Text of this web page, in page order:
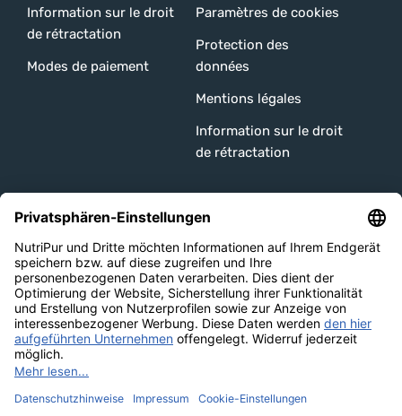
Information sur le droit
de rétractation
Modes de paiement
Paramètres de cookies
Protection des
données
Mentions légales
Information sur le droit
de rétractation
Unsere Channels
Versandarten
Bezahlmethoden